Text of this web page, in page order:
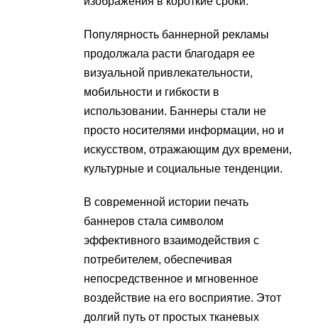
Популярность баннерной рекламы
продолжала расти благодаря ее
визуальной привлекательности,
мобильности и гибкости в
использовании. Баннеры стали не
просто носителями информации, но и
искусством, отражающим дух времени,
культурные и социальные тенденции.
В современной истории печать
баннеров стала символом
эффективного взаимодействия с
потребителем, обеспечивая
непосредственное и мгновенное
воздействие на его восприятие. Этот
долгий путь от простых тканевых